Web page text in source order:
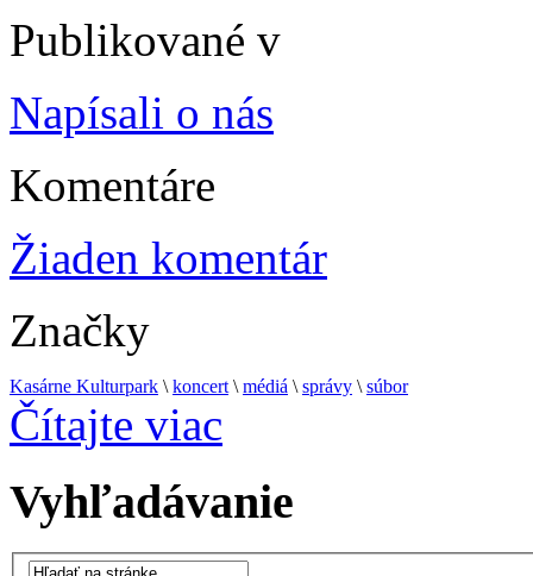
Publikované v
Napísali o nás
Komentáre
Žiaden komentár
Značky
Kasárne Kulturpark \ koncert \ médiá \ správy \ súbor
Čítajte viac
Vyhľadávanie